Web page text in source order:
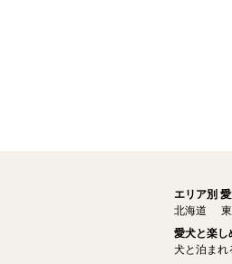
エリア別
北海道
愛犬と楽し
犬と泊まれ